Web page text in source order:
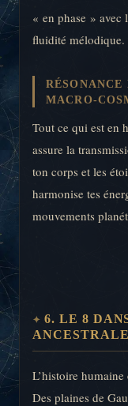
« en phase » avec
fluidité mélodique.
MACRO-
Tout ce qui est en
assure la
ton corps et les
harmonise tes
mouvements
6. LE 8
L’histoire
Des plaines de